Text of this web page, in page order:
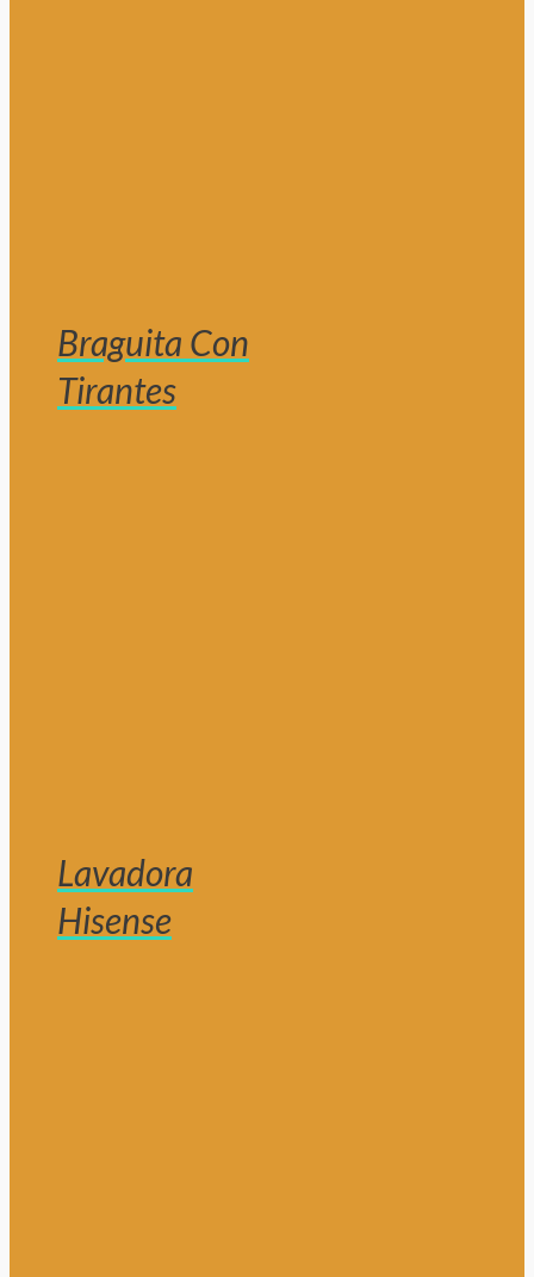
Braguita Con
Tirantes
Lavadora
Hisense